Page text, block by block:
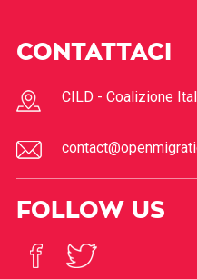
CONTATTACI
CILD - Coalizione
FOLLOW US